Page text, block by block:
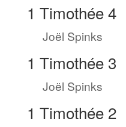
1 Timothée 4
Joël Spinks
1 Timothée 3
Joël Spinks
1 Timothée 2